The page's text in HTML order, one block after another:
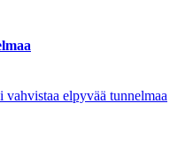
elpyvää tunnelmaa